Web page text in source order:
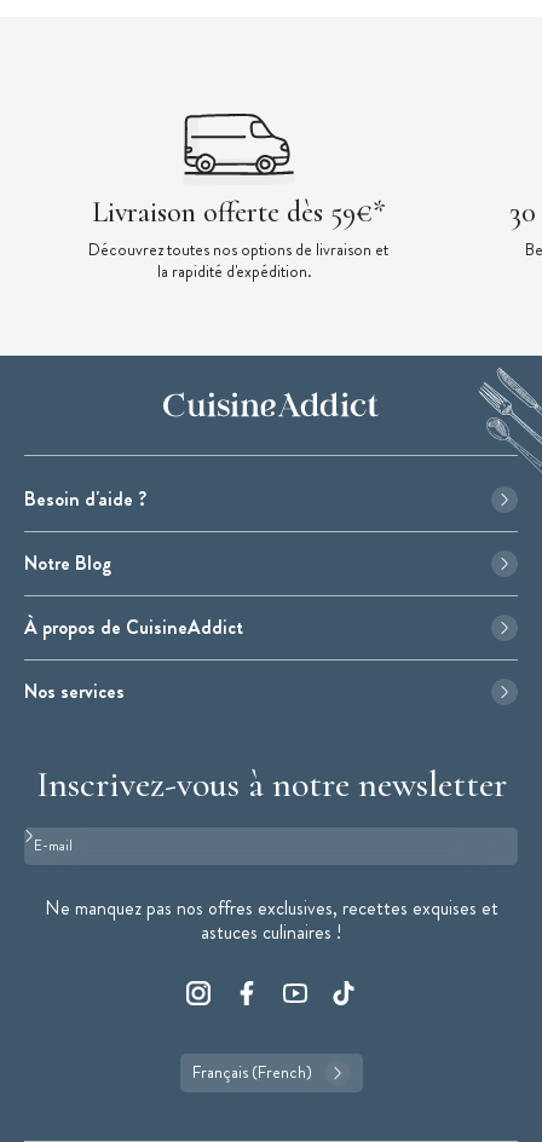
Livraison offerte dès 59€*
Découvrez toutes nos options de livraison et
la rapidité d'expédition.
Besoin d'aide ?
Notre Blog
À propos de CuisineAddict
Nos services
Inscrivez-vous à notre newsletter
Format : adresse@email.com
Ne manquez pas nos offres exclusives, recettes exquises et
astuces culinaires !
Français (French)